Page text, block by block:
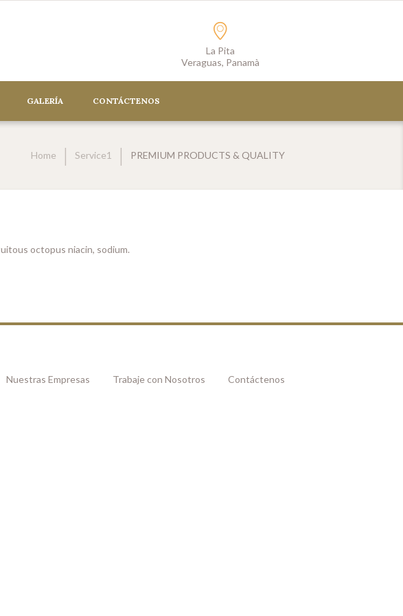
La Pita
Veraguas, Panamà
GALERÍA CONTÁCTENOS
Home Service1 PREMIUM PRODUCTS & QUALITY
octopus niacin, sodium.
Nuestras Empresas Trabaje con Nosotros
Contáctenos